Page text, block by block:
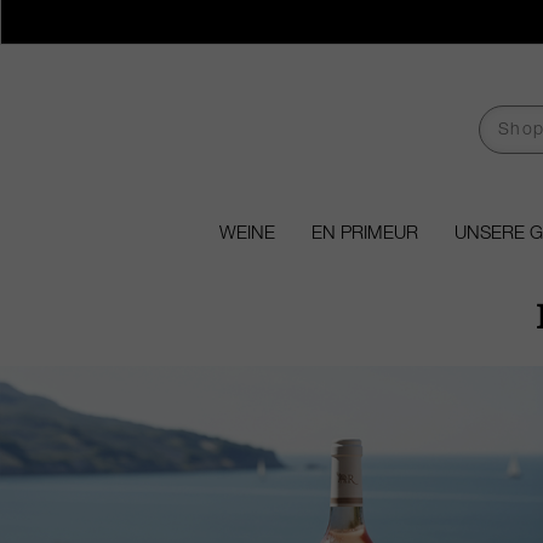
WEINE EN PRIMEUR UNSERE